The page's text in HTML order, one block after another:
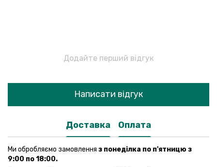
Додайте перший відгук
Написати відгук
Доставка Оплата
Ми обробляємо замовлення з понеділка по п'ятницю з
9:00 по 18:00.